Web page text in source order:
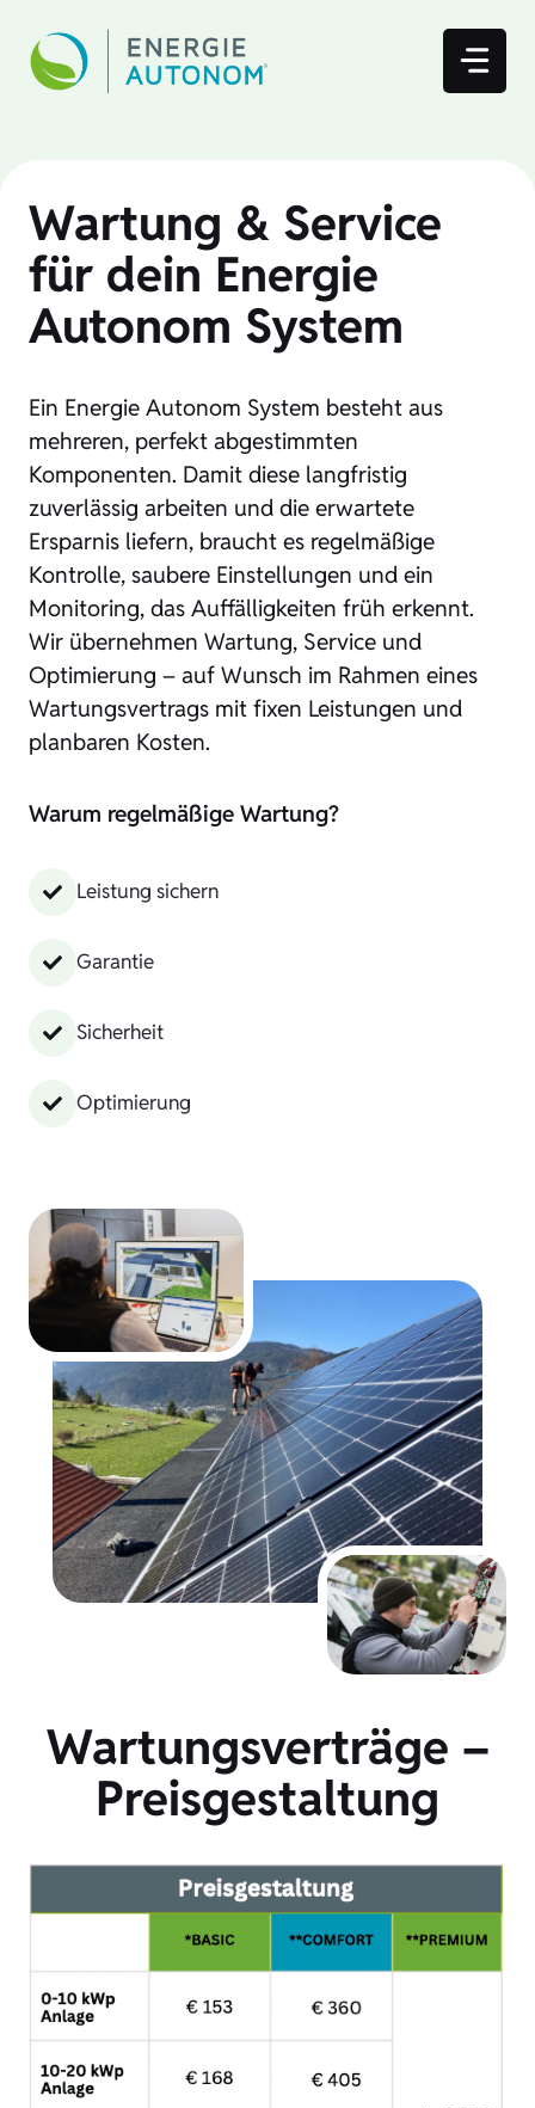
Inhalt
springen
Wartung & Service
für dein Energie
Autonom System
Ein Energie Autonom System besteht aus
mehreren, perfekt abgestimmten
Komponenten. Damit diese langfristig
zuverlässig arbeiten und die erwartete
Ersparnis liefern, braucht es regelmäßige
Kontrolle, saubere Einstellungen und ein
Monitoring, das Auffälligkeiten früh erkennt.
Wir übernehmen Wartung, Service und
Optimierung – auf Wunsch im Rahmen eines
Wartungsvertrags mit fixen Leistungen und
planbaren Kosten.
Warum regelmäßige Wartung?
Leistung sichern
Garantie
Sicherheit
Optimierung
Wartungsverträge –
Preisgestaltung